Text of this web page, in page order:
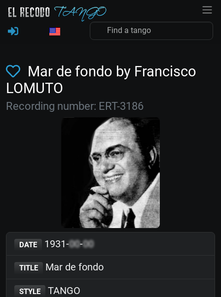
Mar de fondo by Francisco
LOMUTO
Recording number: ERT-3186
DATE 1931-00-00
TITLE Mar de fondo
STYLE TANGO